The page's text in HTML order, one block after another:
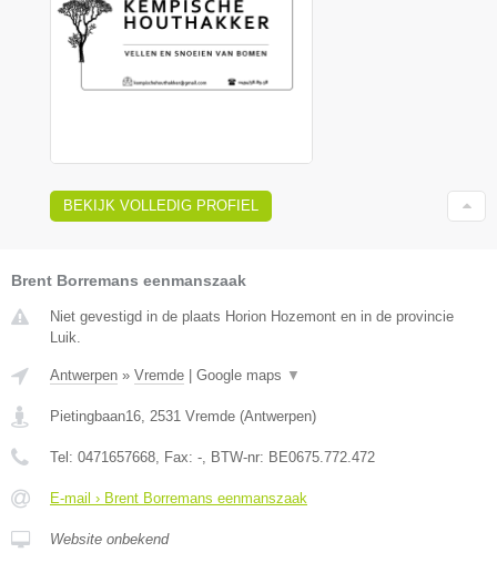
BEKIJK VOLLEDIG PROFIEL
Brent Borremans eenmanszaak
Niet gevestigd in de plaats Horion Hozemont en in de provincie
Luik.
Antwerpen » Vremde Google maps ▼
Pietingbaan16 2531 Vremde (Antwerpen)
Tel: 0471657668 , Fax: - , BTW-nr: BE0675.772.472
E-mail › Brent Borremans eenmanszaak
Website onbekend